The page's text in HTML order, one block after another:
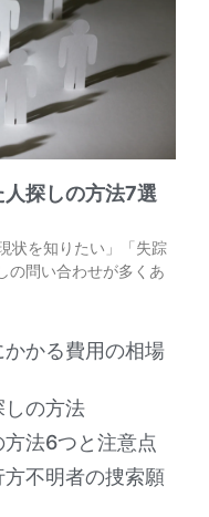
探しの方法7選
状を知りたい」「失踪
の問い合わせが多くあ
かる費用の相場
しの方法
法6つと注意点
不明者の捜索願